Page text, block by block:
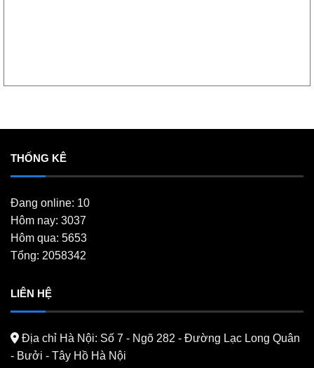
THỐNG KÊ
Đang online: 10
Hôm nay: 3037
Hôm qua: 5653
Tổng: 2058342
LIÊN HỆ
Địa chỉ Hà Nội: Số 7 - Ngõ 282 - Đường Lạc Long Quân
- Bưởi - Tây Hồ Hà Nội